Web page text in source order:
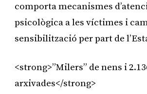
comporta mecanismes
psicològica a les víctimes i
sensibilització per part de
<strong>”Milers” de nens i
arxivades</strong>